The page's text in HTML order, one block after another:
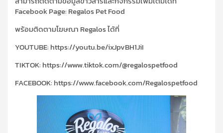
Facebook Page: Regalos Pet Food
พร้อมติดตามโฆษณา Regalosได้ที่
YOUTUBE: https://youtu.be/ixJpvBH1JiI
TIKTOK: https://www.tiktok.com/@regalospetfood
FACEBOOK: https://www.facebook.com/Regalospetfood